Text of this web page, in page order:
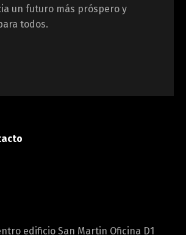
un futuro más próspero y
todos.
edificio San Martin Oficina D1